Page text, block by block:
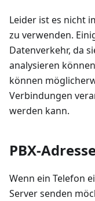
Leider ist es nicht
zu verwenden.
Datenverkehr, da
analysieren
können
Verbindungen
werden kann.
PBX-
Wenn ein Telefon
Server senden